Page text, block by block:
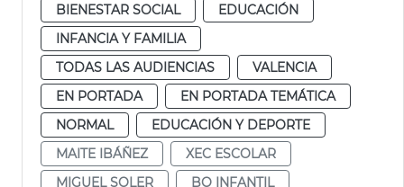
BIENESTAR SOCIAL
EDUCACIÓN
INFANCIA Y FAMILIA
TODAS LAS AUDIENCIAS
VALENCIA
EN PORTADA
EN PORTADA TEMÁTICA
NORMAL
EDUCACIÓN Y DEPORTE
MAITE IBÁÑEZ
XEC ESCOLAR
MIGUEL SOLER
BO INFANTIL